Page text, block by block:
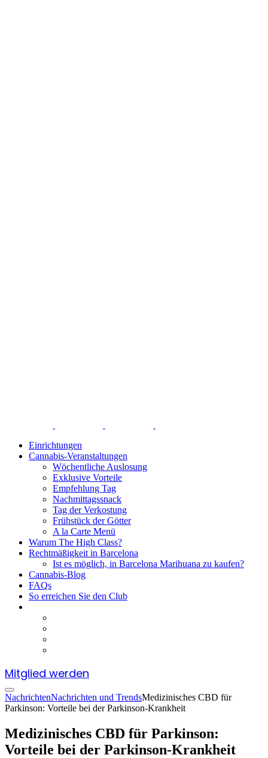
Einrichtungen
Cannabis-Veranstaltungen
Wöchentliche Auslosung
Exklusive Vorteile
Empfehlung Tag
Nachmittagssnack
Tag der Verkostung
Frühstück der Götter
A la Carte Menü
Warum The High Class?
Rechtmäßigkeit in Barcelona
Ist es möglich, in Barcelona Marihuana zu kaufen?
Cannabis-Blog
FAQs
So erreichen Sie den Club
Mitglied werden
NachrichtenNachrichten und TrendsMedizinisches CBD für
Parkinson: Vorteile bei der Parkinson-Krankheit
Medizinisches CBD für Parkinson:
Vorteile bei der Parkinson-Krankheit